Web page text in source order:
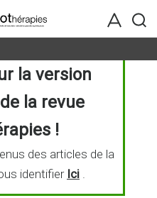
la version
la revue
!
des articles de la
identifier Ici.